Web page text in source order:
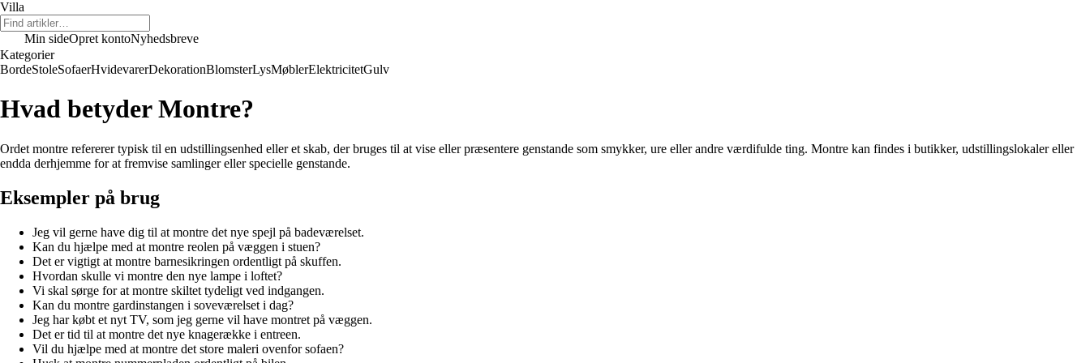
Villa
Min sideOpret kontoNyhedsbreve
Kategorier
BordeStoleSofaerHvidevarerDekorationBlomsterLysMøblerElektricitetGulv
Hvad betyder Montre?
Ordet montre refererer typisk til en udstillingsenhed eller et skab, der bruges til at vise eller præsentere genstande som smykker, ure eller andre værdifulde ting. Montre kan findes i butikker, udstillingslokaler eller
endda derhjemme for at fremvise samlinger eller specielle genstande.
Eksempler på brug
Jeg vil gerne have dig til at montre det nye spejl på badeværelset.
Kan du hjælpe med at montre reolen på væggen i stuen?
Det er vigtigt at montre barnesikringen ordentligt på skuffen.
Hvordan skulle vi montre den nye lampe i loftet?
Vi skal sørge for at montre skiltet tydeligt ved indgangen.
Kan du montre gardinstangen i soveværelset i dag?
Jeg har købt et nyt TV, som jeg gerne vil have montret på væggen.
Det er tid til at montre det nye knagerække i entreen.
Vil du hjælpe med at montre det store maleri ovenfor sofaen?